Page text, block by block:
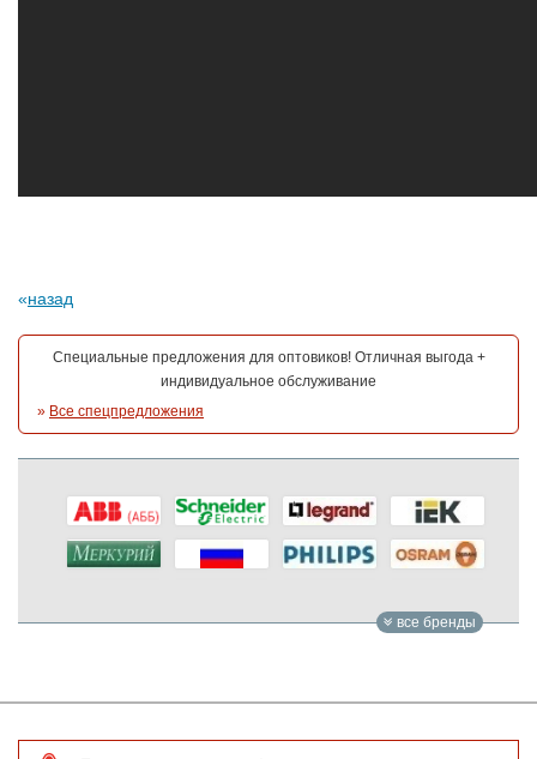
назад
Специальные предложения для оптовиков! Отличная выгода +
индивидуальное обслуживание
» Все спецпредложения
все бренды